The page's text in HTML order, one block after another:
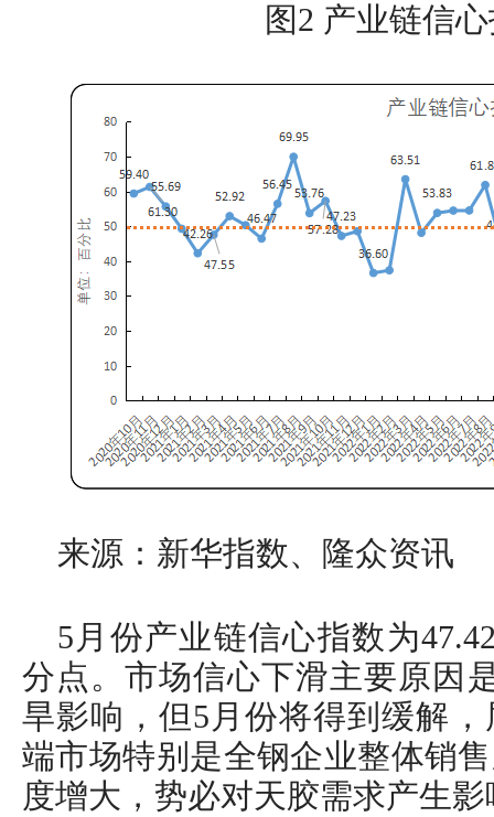
图2 产业链信
来源：新华指数、隆众资讯
5月份产业链信心指数为
分点。市场信心下滑主要原因
旱影响，但5月份将得到缓解
端市场特别是全钢企业整体销
度增大，势必对天胶需求产生影